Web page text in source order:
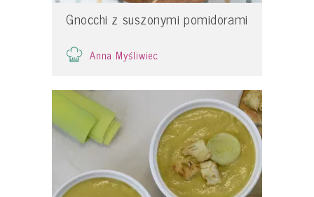
Gnocchi z suszonymi pomidorami
Anna Myśliwiec